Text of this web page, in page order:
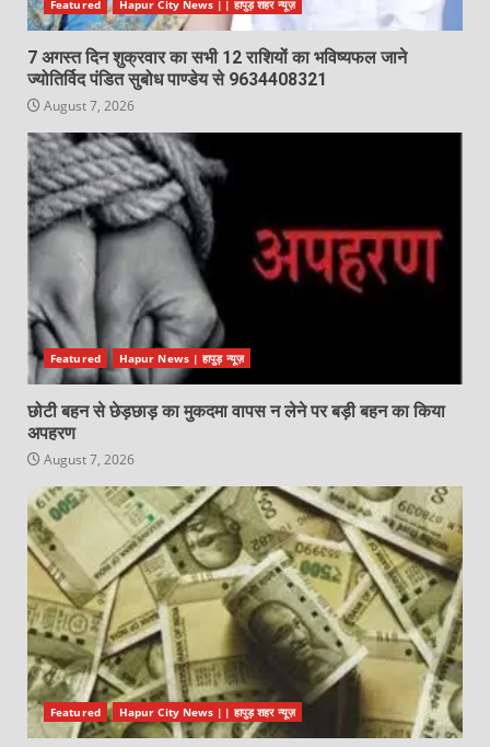
Featured Hapur City News || हापुड़ शहर न्यूज़
7 अगस्त दिन शुक्रवार का सभी 12 राशियों का भविष्यफल जाने
ज्योतिर्विद पंडित सुबोध पाण्डेय से 9634408321
August 7, 2026
Featured Hapur News | हापुड़ न्यूज़
छोटी बहन से छेड़छाड़ का मुकदमा वापस न लेने पर बड़ी बहन का किया
अपहरण
August 7, 2026
Featured Hapur City News || हापुड़ शहर न्यूज़